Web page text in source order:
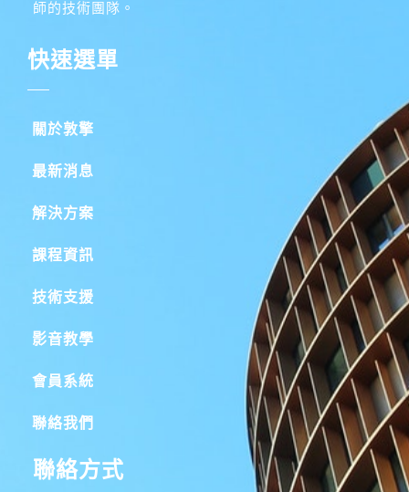
師的技術團隊。
快速選單
關於敦擎
最新消息
解決方案
課程資訊
技術支援
影音教學
會員系統
聯絡我們
聯絡方式